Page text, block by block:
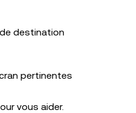
destination
pertinentes
vous aider.